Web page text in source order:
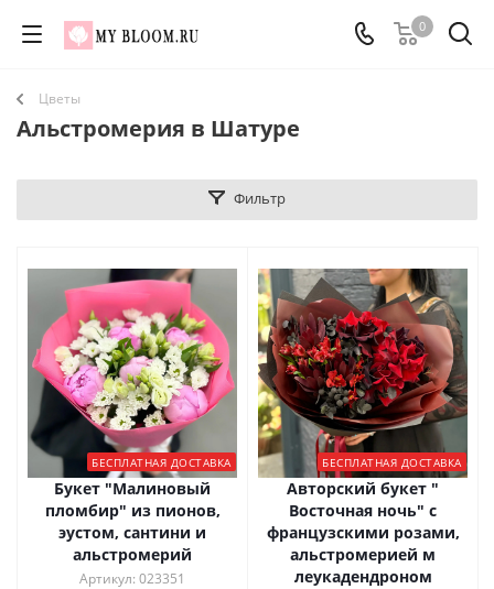
0
Цветы
Альстромерия в Шатуре
Фильтр
БЕСПЛАТНАЯ ДОСТАВКА
Букет "Малиновый
пломбир" из пионов,
эустом, сантини и
альстромерий
Артикул: 023351
БЕСПЛАТНАЯ ДОСТАВКА
Авторский букет "
Восточная ночь" с
французскими розами,
альстромерией м
леукадендроном